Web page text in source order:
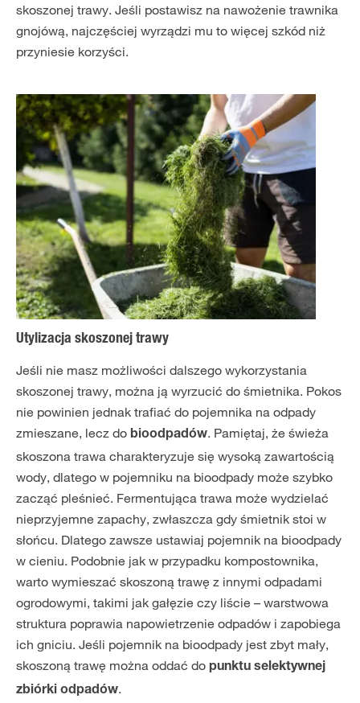
skoszonej trawy. Jeśli postawisz na nawożenie trawnika
gnojówą, najczęściej wyrządzi mu to więcej szkód niż
przyniesie korzyści.
Utylizacja skoszonej trawy
Jeśli nie masz możliwości dalszego wykorzystania
skoszonej trawy, można ją wyrzucić do śmietnika. Pokos
nie powinien jednak trafiać do pojemnika na odpady
zmieszane, lecz do bioodpadów. Pamiętaj, że świeża
skoszona trawa charakteryzuje się wysoką zawartością
wody, dlatego w pojemniku na bioodpady może szybko
zacząć pleśnieć. Fermentująca trawa może wydzielać
nieprzyjemne zapachy, zwłaszcza gdy śmietnik stoi w
słońcu. Dlatego zawsze ustawiaj pojemnik na bioodpady
w cieniu. Podobnie jak w przypadku kompostownika,
warto wymieszać skoszoną trawę z innymi odpadami
ogrodowymi, takimi jak gałęzie czy liście – warstwowa
struktura poprawia napowietrzenie odpadów i zapobiega
ich gniciu. Jeśli pojemnik na bioodpady jest zbyt mały,
skoszoną trawę można oddać do punktu selektywnej
zbiórki odpadów.